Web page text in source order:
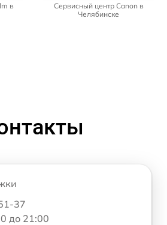
в
Сервисный центр Canon в
Челябинске
37
до 21:00